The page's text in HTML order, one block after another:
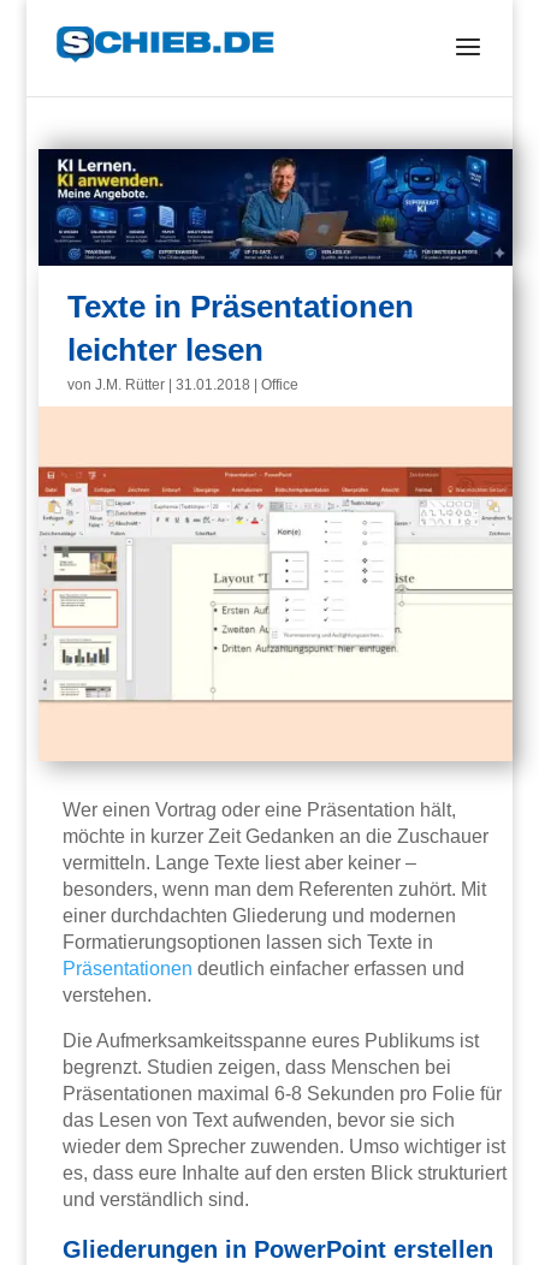
Texte in Präsentationen
leichter lesen
vonJ.M. Rütter |31.01.2018 |Office
Wer einen Vortrag oder eine Präsentation hält,
möchte in kurzer Zeit Gedanken an die Zuschauer
vermitteln. Lange Texte liest aber keiner –
besonders, wenn man dem Referenten zuhört. Mit
einer durchdachten Gliederung und modernen
Formatierungsoptionen lassen sich Texte in
Präsentationen deutlich einfacher erfassen und
verstehen.
Die Aufmerksamkeitsspanne eures Publikums ist
begrenzt. Studien zeigen, dass Menschen bei
Präsentationen maximal 6-8 Sekunden pro Folie für
das Lesen von Text aufwenden, bevor sie sich
wieder dem Sprecher zuwenden. Umso wichtiger ist
es, dass eure Inhalte auf den ersten Blick strukturiert
und verständlich sind.
Gliederungen in PowerPoint erstellen